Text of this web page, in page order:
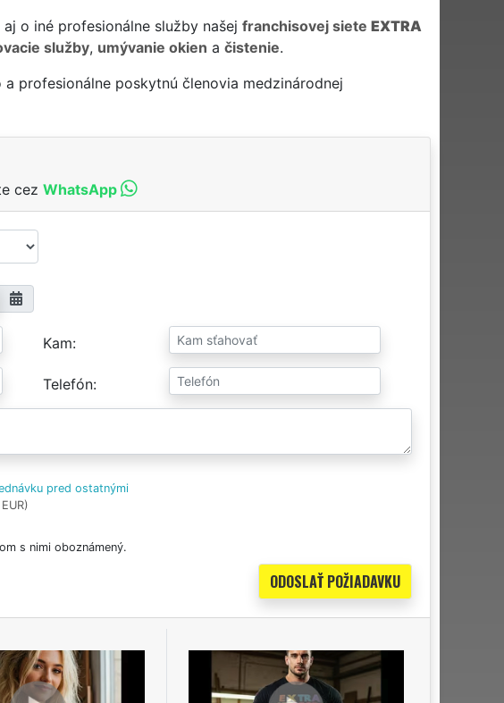
o iné profesionálne služby našej franchisovej siete EXTRA
služby, umývanie okien a čistenie.
profesionálne poskytnú členovia medzinárodnej
cez WhatsApp
Kam
Telefón
pred ostatnými
s nimi oboznámený.